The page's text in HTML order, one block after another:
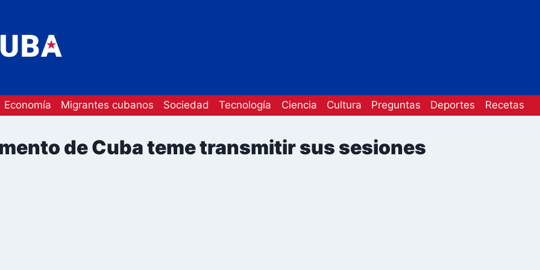
Economía Migrantes cubanos Sociedad Tecnología Ciencia Cultura Preguntas Deportes Recetas
de Cuba teme transmitir sus sesiones